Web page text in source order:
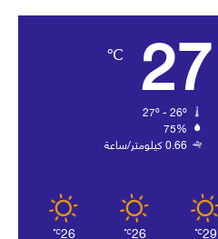
27
℃
75%
0.66 كيلومتر/ساعة
29
℃
26
℃
26
℃